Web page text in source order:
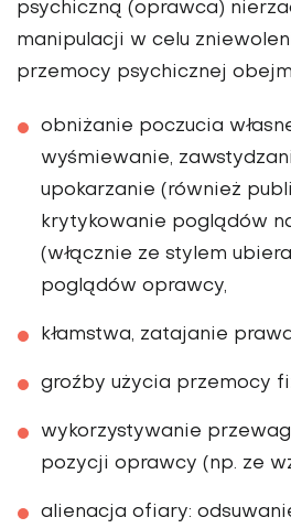
psychiczną (oprawca)
manipulacji w celu
przemocy psychicznej
obniżanie poczucia
wyśmiewanie,
upokarzanie (również
krytykowanie poglądów
(włącznie ze stylem
poglądów oprawcy,
kłamstwa, zatajanie
groźby użycia przemocy
wykorzystywanie
pozycji oprawcy (np. ze
alienacja ofiary: